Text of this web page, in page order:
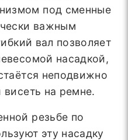
под сменные
важным
вал позволяет
насадкой,
неподвижно
висеть на ремне.
резьбе по
эту насадку